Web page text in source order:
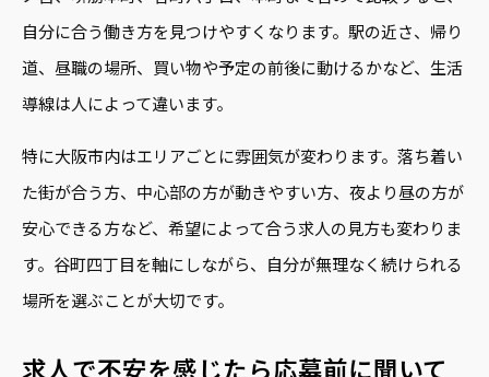
自分に合う働き方を見つけやすくなります。駅の近さ、帰り
道、昼職の場所、買い物や予定の前後に動けるかなど、生活
導線は人によって違います。
特に大阪市内はエリアごとに雰囲気が変わります。落ち着い
た街が合う方、中心部の方が動きやすい方、夜より昼の方が
安心できる方など、希望によって合う求人の見方も変わりま
す。谷町四丁目を軸にしながら、自分が無理なく続けられる
場所を選ぶことが大切です。
求人で不安を感じたら応募前に聞いて